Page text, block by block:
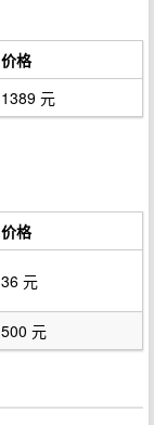
价格
1389 元
价格
36 元
500 元